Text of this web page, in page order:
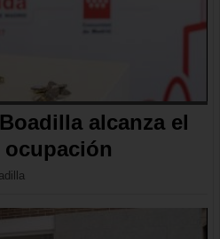
alcanza el